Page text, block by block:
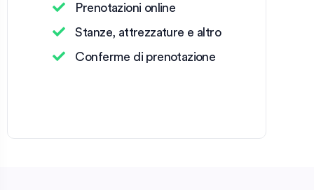
Prenotazioni online
Stanze, attrezzature e altro
Conferme di prenotazione